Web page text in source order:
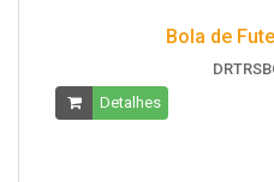
Bola de
Detalhes